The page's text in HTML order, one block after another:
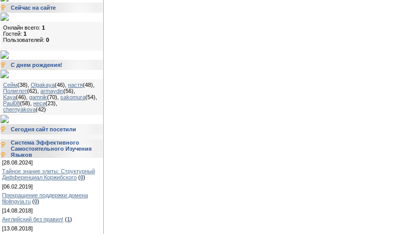
Сейчас на сайте
Онлайн всего: 1
Гостей: 1
Пользователей: 0
С днем рождения!
Сейм(38) Olgakaya(46) настя(48)
Полиглот(62) armaydin(56)
Kaya(46) gamnik(70) sakomura(54)
Paul08(58) неси(23)
chernyakova(42)
Сегодня сайт посетили
Система Эффективного
Самостоятельного Изучения
Языков
[28.08.2024]
Тайное знание элиты: Структурный
Дифференциал Коржибского (0)
[06.02.2019]
Прекращение поддержки домена
filolingvia.ru (0)
[14.08.2018]
Английский без правил! (1)
[13.08.2018]